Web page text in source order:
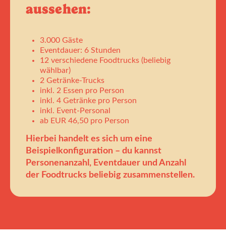
aussehen:
3.000 Gäste
Eventdauer: 6 Stunden
12 verschiedene Foodtrucks (beliebig
wählbar)
2 Getränke-Trucks
inkl. 2 Essen pro Person
inkl. 4 Getränke pro Person
inkl. Event-Personal
ab EUR 46,50 pro Person
Hierbei handelt es sich um eine
Beispielkonfiguration – du kannst
Personenanzahl, Eventdauer und Anzahl
der Foodtrucks beliebig zusammenstellen.